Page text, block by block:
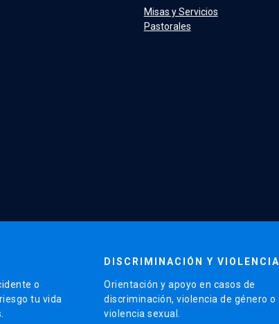
Misas y Servicios
Pastorales
o
tu vida
DISCRIMINACIÓN Y VIOLENCIA
Orientación y apoyo en casos de
discriminación, violencia de género o
violencia sexual.